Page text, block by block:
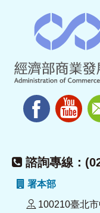
諮詢專線：
署本部
100210臺北